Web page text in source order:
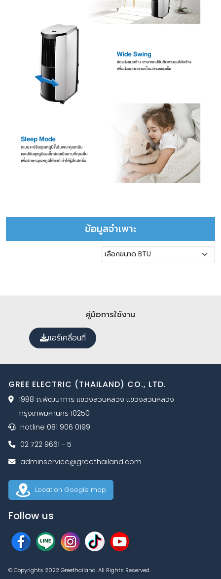
ข้อมูลจำเพาะ
คู่มือการใช้งาน
แอร์เคลื่อนที่
GREE ELECTRIC (THAILAND) CO., LTD.
1988 ถ.พัฒนาการ แขวงสวนหลวง แขวงสวนหลวง
กรุงเทพมหานคร 10250
Hotline 081 906 0199
02 722 9661 - 5
adminservice@greethailand.com
Location Google map
Follow us
© Copyrights 2022 Greethailand. All Rights Reserved.